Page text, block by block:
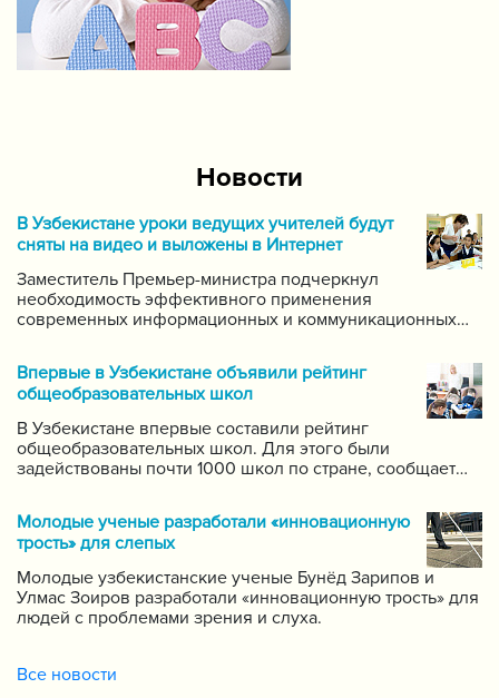
Новости
В Узбекистане уроки ведущих учителей будут
сняты на видео и выложены в Интернет
Заместитель Премьер-министра подчеркнул
необходимость эффективного применения
современных информационных и коммуникационных
систему для размещения в интернете видео-уроков
самых ведущих учителей по каждому предмету.
Впервые в Узбекистане объявили рейтинг
общеобразовательных школ
В Узбекистане впервые составили рейтинг
общеобразовательных школ. Для этого были
задействованы почти 1000 школ по стране, сообщает
за качеством образования при Кабинете Министров
Республики Узбекистан.
Молодые ученые разработали «инновационную
трость» для слепых
Молодые узбекистанские ученые Бунёд Зарипов и
Улмас Зоиров разработали «инновационную трость» для
людей с проблемами зрения и слуха.
Все новости